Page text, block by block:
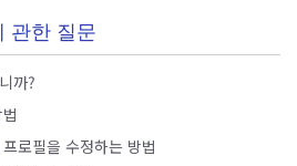
AI 지원 센터
관한 질문
까?
로필을 수정하는 방법